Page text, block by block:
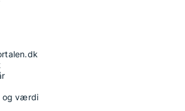
og værdi